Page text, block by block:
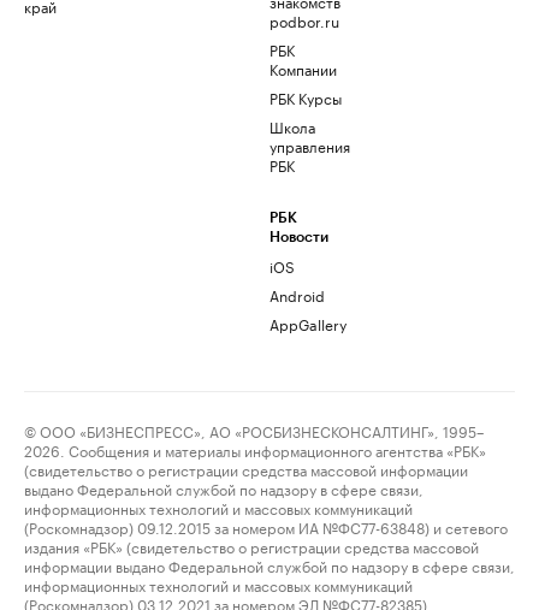
край
podbor.ru
РБК
Компании
РБК Курсы
Школа
управления
РБК
РБК
Новости
iOS
Android
AppGallery
© ООО «БИЗНЕСПРЕСС», АО «РОСБИЗНЕСКОНСАЛТИНГ», 1995–
2026. Сообщения и материалы информационного агентства «РБК»
(свидетельство о регистрации средства массовой информации
выдано Федеральной службой по надзору в сфере связи,
информационных технологий и массовых коммуникаций
(Роскомнадзор) 09.12.2015 за номером ИА №ФС77-63848) и сетевого
издания «РБК» (свидетельство о регистрации средства массовой
информации выдано Федеральной службой по надзору в сфере связи,
информационных технологий и массовых коммуникаций
(Роскомнадзор) 03.12.2021 за номером ЭЛ №ФС77-82385)